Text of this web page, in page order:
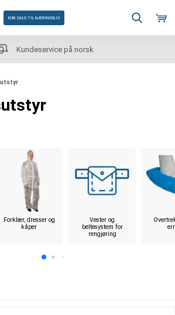
KUN SALG TIL NÆRINGSLIV
Kundeservice på norsk
Forklær, dresser og
kåper
Vester og
beltesystem for
rengjøring